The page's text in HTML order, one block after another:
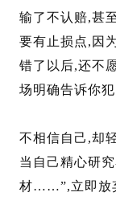
输了不认赔,甚
要有止损点,因
错了以后,还不
场明确告诉你
不相信自己,却
当自己精心研
材……”,立即放